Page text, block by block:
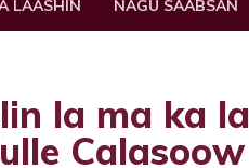
LAASHIN NAGU SAABSAN
la ma ka la
Calasoow